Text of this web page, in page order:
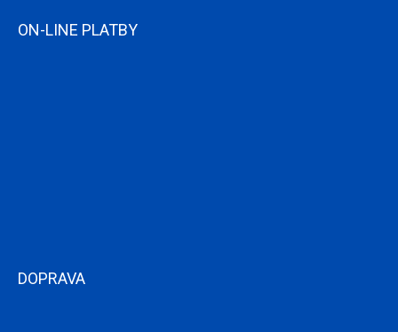
ON-LINE PLATBY
DOPRAVA